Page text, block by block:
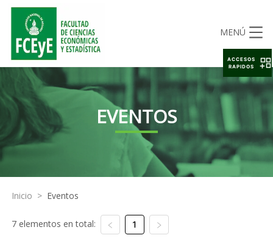
MENÚ
EVENTOS
Inicio > Eventos
7 elementos en total: 1
ACCESOS
RAPIDOS